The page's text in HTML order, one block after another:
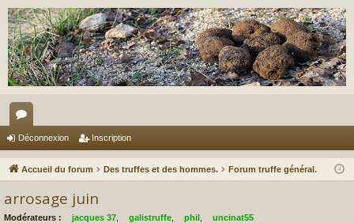
or
u
Déconnexion Inscription
Accueil du forum Des truffes et des hommes. Forum truffe général.
arrosage juin
Modérateurs : jacques 37 galistruffe phil
uncinat55